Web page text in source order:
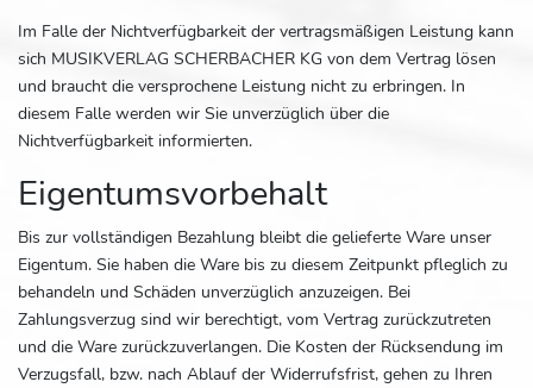
Im Falle der Nichtverfügbarkeit der vertragsmäßigen Leistung kann
sich MUSIKVERLAG SCHERBACHER KG von dem Vertrag lösen
und braucht die versprochene Leistung nicht zu erbringen. In
diesem Falle werden wir Sie unverzüglich über die
Nichtverfügbarkeit informierten.
Eigentumsvorbehalt
Bis zur vollständigen Bezahlung bleibt die gelieferte Ware unser
Eigentum. Sie haben die Ware bis zu diesem Zeitpunkt pfleglich zu
behandeln und Schäden unverzüglich anzuzeigen. Bei
Zahlungsverzug sind wir berechtigt, vom Vertrag zurückzutreten
und die Ware zurückzuverlangen. Die Kosten der Rücksendung im
Verzugsfall, bzw. nach Ablauf der Widerrufsfrist, gehen zu Ihren